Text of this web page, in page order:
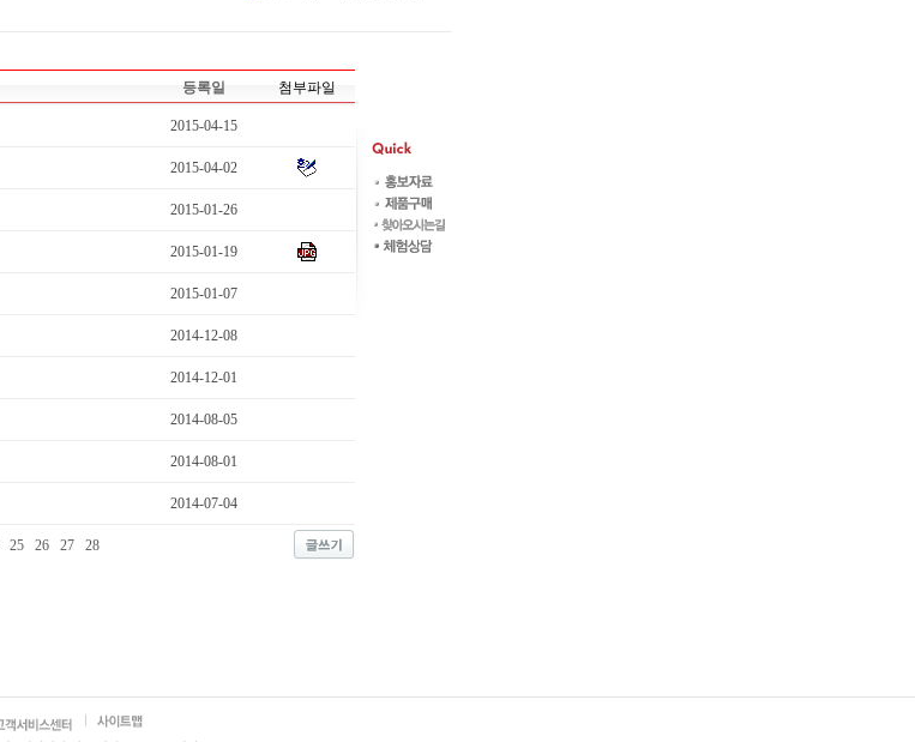
등록일 첨부파일
2015-04-15
2015-04-02
2015-01-26
2015-01-19
2015-01-07
2014-12-08
2014-12-01
2014-08-05
2014-08-01
2014-07-04
25 26 27 28